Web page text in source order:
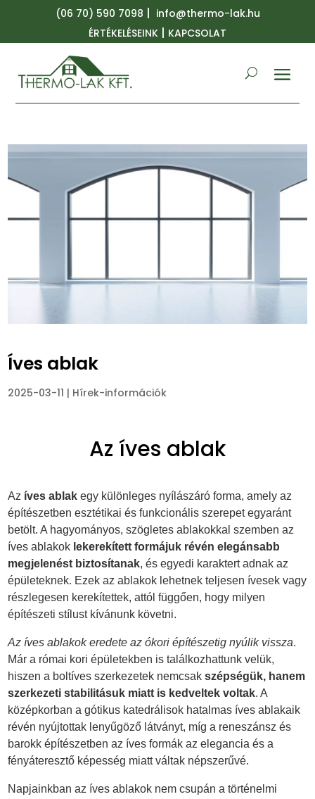
(06 70) 590 7098 | info@thermo-lak.hu
ÉRTÉKELÉSEINK | KAPCSOLAT
Íves ablak
2025-03-11 | Hírek-információk
Az íves ablak
Az íves ablak egy különleges nyílászáró forma, amely az
építészetben esztétikai és funkcionális szerepet egyaránt
betölt. A hagyományos, szögletes ablakokkal szemben az
íves ablakok lekerekített formájuk révén elegánsabb
megjelenést biztosítanak, és egyedi karaktert adnak az
épületeknek. Ezek az ablakok lehetnek teljesen ívesek vagy
részlegesen kerekítettek, attól függően, hogy milyen
építészeti stílust kívánunk követni.
Az íves ablakok eredete az ókori építészetig nyúlik vissza.
Már a római kori épületekben is találkozhattunk velük,
hiszen a boltíves szerkezetek nemcsakszépségük, hanem
szerkezeti stabilitásuk miatt is kedveltek voltak. A
középkorban a gótikus katedrálisok hatalmas íves ablakaik
révén nyújtottak lenyűgöző látványt, míg a reneszánsz és
barokk építészetben az íves formák az elegancia és a
fényáteresztő képesség miatt váltak népszerűvé.
Napjainkban az íves ablakok nem csupán a történelmi